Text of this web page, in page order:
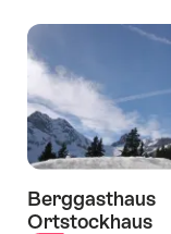
Berggasthaus
Ortstockhaus